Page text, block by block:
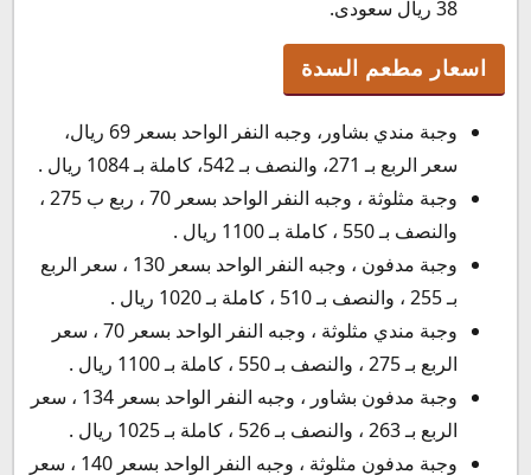
38 ريال سعودى.
اسعار مطعم السدة
وجبة مندي بشاور، وجبه النفر الواحد بسعر 69 ريال،
سعر الربع بـ 271، والنصف بـ 542، كاملة بـ 1084 ريال .
وجبة مثلوثة ، وجبه النفر الواحد بسعر 70 ، ربع ب 275 ،
والنصف بـ 550 ، كاملة بـ 1100 ريال .
وجبة مدفون ، وجبه النفر الواحد بسعر 130 ، سعر الربع
بـ 255 ، والنصف بـ 510 ، كاملة بـ 1020 ريال .
وجبة مندي مثلوثة ، وجبه النفر الواحد بسعر 70 ، سعر
الربع بـ 275 ، والنصف بـ 550 ، كاملة بـ 1100 ريال .
وجبة مدفون بشاور ، وجبه النفر الواحد بسعر 134 ، سعر
الربع بـ 263 ، والنصف بـ 526 ، كاملة بـ 1025 ريال .
وجبة مدفون مثلوثة ، وجبه النفر الواحد بسعر 140 ، سعر